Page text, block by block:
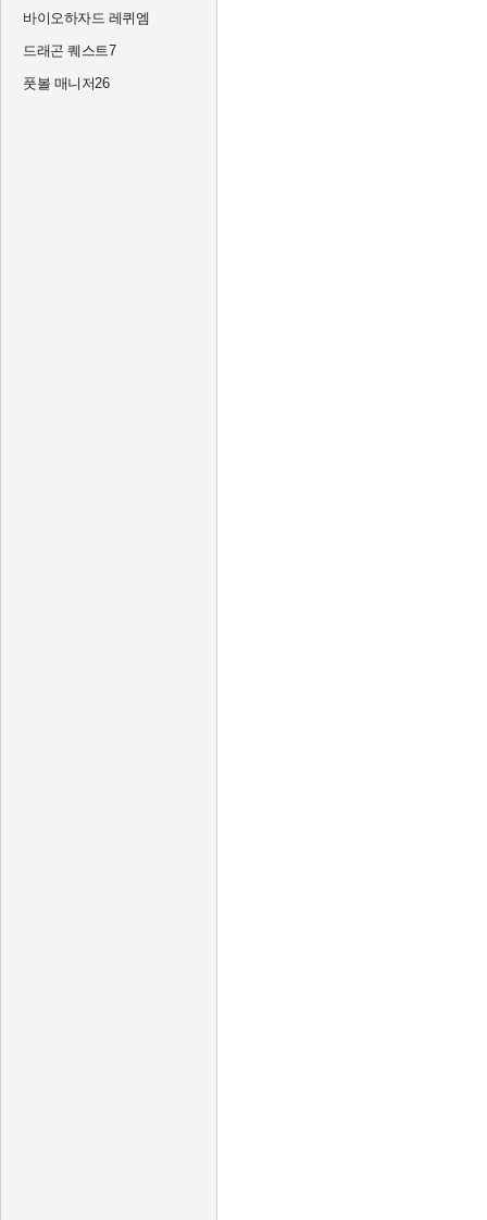
바이오하자드 레퀴엠
드래곤 퀘스트7
풋볼 매니저26